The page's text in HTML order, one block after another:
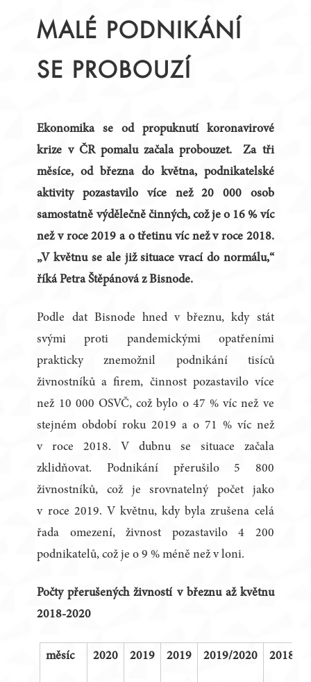
MALÉ PODNIKÁNÍ
SE PROBOUZÍ
Ekonomika se od propuknutí koronavirové
krize v ČR pomalu začala probouzet. Za tři
měsíce, od března do května, podnikatelské
aktivity pozastavilo více než 20 000 osob
samostatně výdělečně činných, což je o 16 % víc
než v roce 2019 a o třetinu víc než v roce 2018.
„V květnu se ale již situace vrací do normálu,“
říká Petra Štěpánová z Bisnode.
Podle dat Bisnode hned v březnu, kdy stát
svými proti pandemickými opatřeními
prakticky znemožnil podnikání tisíců
živnostníků a firem, činnost pozastavilo více
než 10 000 OSVČ, což bylo o 47 % víc než ve
stejném období roku 2019 a o 71 % víc než
v roce 2018. V dubnu se situace začala
zklidňovat. Podnikání přerušilo 5 800
živnostníků, což je srovnatelný počet jako
v roce 2019. V květnu, kdy byla zrušena celá
řada omezení, živnost pozastavilo 4 200
podnikatelů, což je o 9 % méně než v loni.
Počty přerušených živností v březnu až květnu
2018-2020
měsíc 2020 2019 2019 2019/2020 2018/